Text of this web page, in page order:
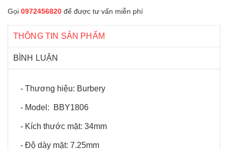
Gọi 0972456820 để được tư vấn miễn phí
THÔNG TIN SẢN PHẨM
BÌNH LUẬN
- Thương hiệu: Burbery
- Model: BBY1806
- Kích thước mặt: 34mm
- Độ dày mặt: 7.25mm